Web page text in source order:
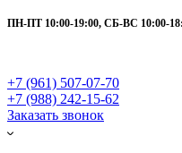
ПН-ПТ 10:00-19:00, СБ-ВС 10:00-
+7 (961) 507-07-70
+7 (988) 242-15-62
Заказать звонок